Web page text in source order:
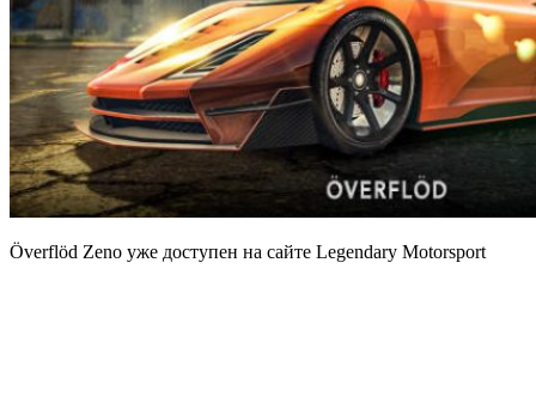
Överflöd Zeno уже доступен на сайте Legendary Motorsport